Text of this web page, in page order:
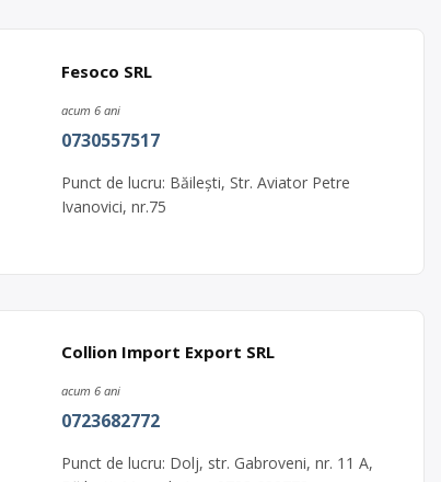
Fesoco SRL
acum 6 ani
0730557517
Punct de lucru: Băilești, Str. Aviator Petre
Ivanovici, nr.75
Collion Import Export SRL
acum 6 ani
0723682772
Punct de lucru: Dolj, str. Gabroveni, nr. 11 A,